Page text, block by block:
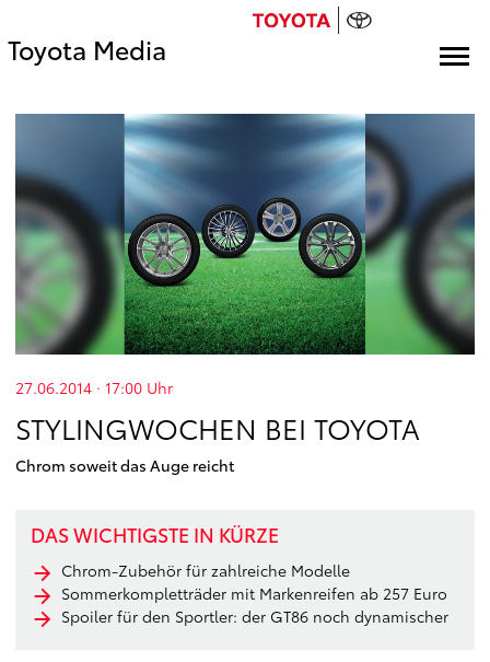
Toyota Media
27.06.2014 · 17:00 Uhr
STYLINGWOCHEN BEI TOYOTA
Chrom soweit das Auge reicht
DAS WICHTIGSTE IN KÜRZE
Chrom-Zubehör für zahlreiche Modelle
Sommerkompletträder mit Markenreifen ab 257 Euro
Spoiler für den Sportler: der GT86 noch dynamischer